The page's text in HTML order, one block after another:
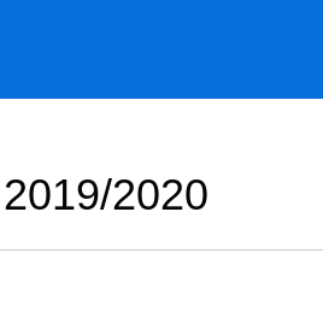
2020